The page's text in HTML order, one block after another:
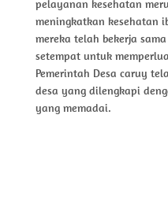
pelayanan kesehatan
meningkatkan kesehatan
mereka telah bekerja
setempat untuk
Pemerintah Desa caruy
desa yang dilengkapi
yang memadai.